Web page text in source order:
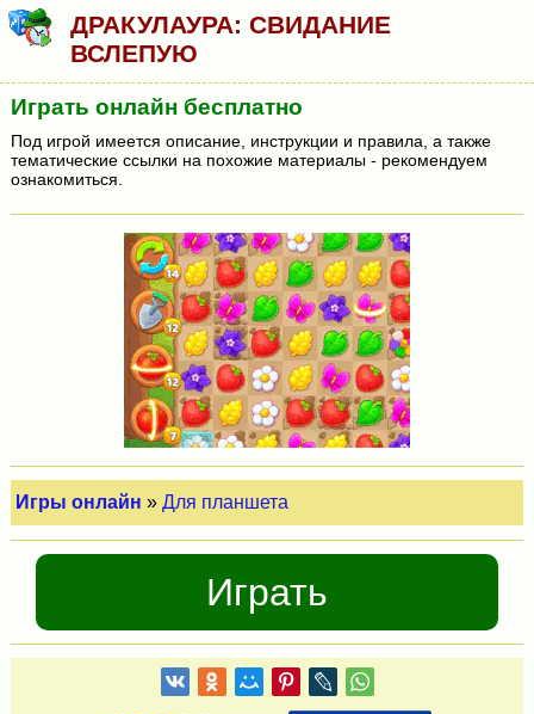
ДРАКУЛАУРА: СВИДАНИЕ
ВСЛЕПУЮ
Играть онлайн бесплатно
Под игрой имеется описание, инструкции и правила, а также
тематические ссылки на похожие материалы - рекомендуем
ознакомиться.
Игры онлайн »Для планшета
Играть